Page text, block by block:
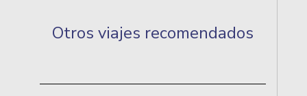
Otros viajes recomendados